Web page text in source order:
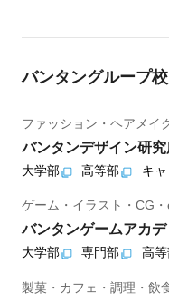
バンタングループ校
ファッション・ヘアメイ
バンタンデザイン研究
大学部 高等部 キ
ゲーム・イラスト・CG
バンタンゲームアカ
大学部 専門部 高
製菓・カフェ・調理・飲